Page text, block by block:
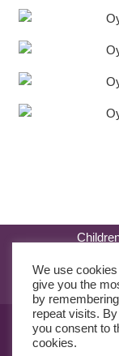
14
Satış Sözleşmesi
We use
give you the
by
repeat visits. By
you consent to
cookies.